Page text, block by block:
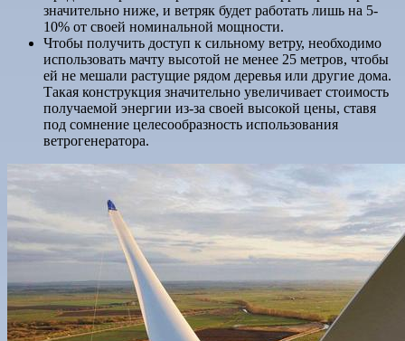
значительно ниже, и ветряк будет работать лишь на 5-
10% от своей номинальной мощности.
Чтобы получить доступ к сильному ветру, необходимо
использовать мачту высотой не менее 25 метров, чтобы
ей не мешали растущие рядом деревья или другие дома.
Такая конструкция значительно увеличивает стоимость
получаемой энергии из-за своей высокой цены, ставя
под сомнение целесообразность использования
ветрогенератора.